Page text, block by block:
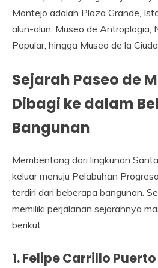
Montejo adalah Plaza Grande,
alun-alun, Museo de Antroplogia,
Popular, hingga Museo de la
Sejarah Paseo de
Dibagi ke dalam
Bangunan
Membentang dari lingkunan
keluar menuju Pelabuhan
terdiri dari beberapa bangunan.
memiliki perjalanan sejarahnya
berikut.
1. Felipe Carrillo Puerto